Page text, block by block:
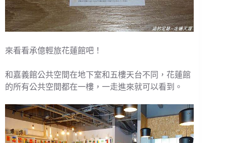
來看看承億輕旅花蓮館吧！
和嘉義館公共空間在地下室和五樓天台不同，花蓮館
的所有公共空間都在一樓，一走進來就可以看到。